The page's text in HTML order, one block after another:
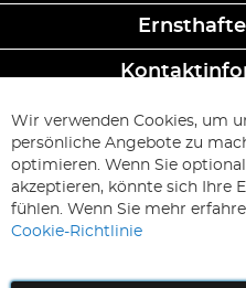
Melden
Sie
unseren
Newsletter
Wir verwenden Cookies, um
persönliche Angebote zu
optimieren. Wenn Sie
akzeptieren, könnte sich Ihre
fühlen. Wenn Sie mehr
Cookie-Richtlinie